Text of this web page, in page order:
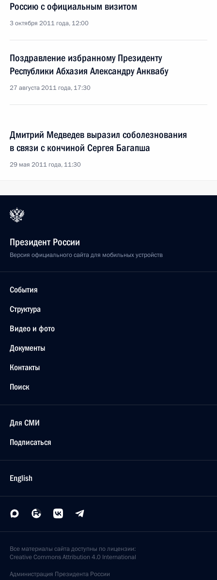
Россию с официальным визитом
3 октября 2011 года, 12:00
Поздравление избранному Президенту
Республики Абхазия Александру Анквабу
27 августа 2011 года, 17:30
Дмитрий Медведев выразил соболезнования
в связи с кончиной Сергея Багапша
29 мая 2011 года, 11:30
Президент России
Версия официального сайта для мобильных устройств
События
Структура
Видео и фото
Документы
Контакты
Поиск
Для СМИ
Подписаться
English
Все материалы сайта доступны по лицензии:
Creative Commons Attribution 4.0 International
Администрация Президента России